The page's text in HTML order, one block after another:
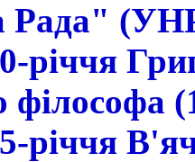
Рада"
річчя
філософа
річчя